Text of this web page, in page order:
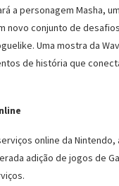
a personagem Masha,
novo conjunto de
Uma mostra da
de história que
online da
adição de jogos de